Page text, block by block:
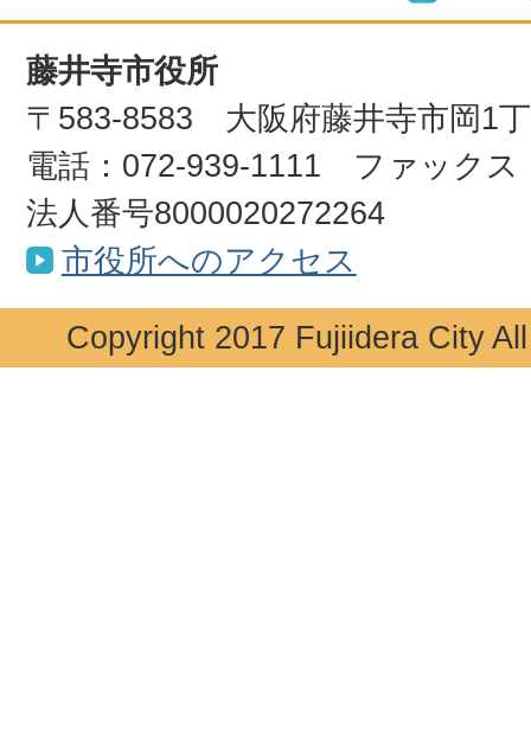
藤井寺市役所
〒583-8583 大阪府藤井寺市岡1
電話：072-939-1111 ファックス
法人番号8000020272264
市役所へのアクセス
Copyright 2017 Fujiidera City